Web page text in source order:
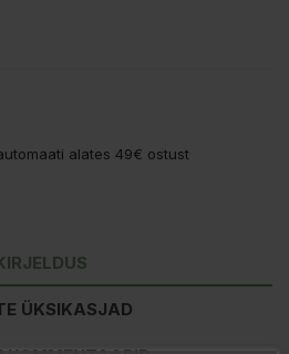
alates 49€ ostust
ÜKSIKASJAD